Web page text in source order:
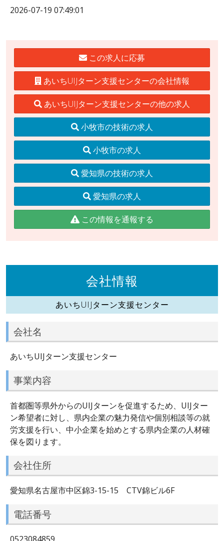
2026-07-19 07:49:01
この求人に応募
あいちUIJターン支援センターの会社情報
あいちUIJターン支援センターの他の求人
小牧市の技術の求人
小牧市の求人
愛知県の技術の求人
愛知県の求人
この情報を通報する
会社情報
あいちUIJターン支援センター
会社名
あいちUIJターン支援センター
事業内容
首都圏等県外からのUIJターンを促進するため、UIJター
ン希望者に対し、県内企業の魅力発信や個別相談等の就
労支援を行い、中小企業を始めとする県内企業の人材確
保を図ります。
会社住所
愛知県名古屋市中区錦3-15-15 CTV錦ビル6F
電話番号